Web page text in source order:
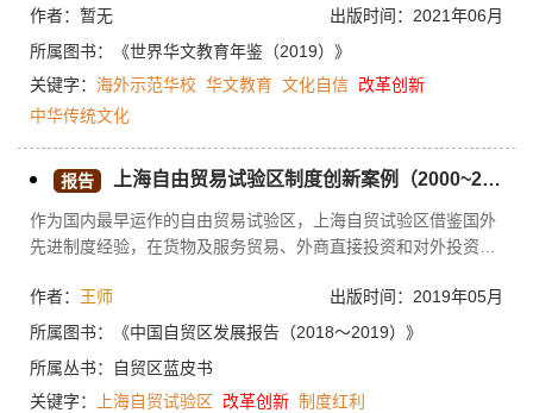
年，海外示范华校发展围绕着中国发展、中国文化自信，也带着
改革创新的精神等进行转型，发展稳中求进。自习近平总书记提
一路”倡议开展多项交流活动。菲律宾华文教育研究中心作为“一
带一路”沿线的重要国家，与重庆市人民政府加强教育方面的交流
与互助，双方希望建立长期持久的合作关系，希
出版时间：2021年06月
作者：暂无
所属图书：
《世界华文教育年鉴（2019）》
关键字： 海外示范华校 华文教育 文化自信 改革创新
中华传统文化
报告 上海自由贸易试验区制度创新案例（2000~2018）
作为国内最早运作的自由贸易试验区，上海自贸试验区借鉴国外
先进制度经验，在货物及服务贸易、外商直接投资和对外投资、
类型主体的多种改革创新试点。上海自贸试验区的多项改革创新
措施取得了良好效果，形成了众多有价值的操作经验，可以迅速
建设带来的改革制度红利。
出版时间：2019年05月
作者： 王师
所属图书：
《中国自贸区发展报告（2018～2019）》
所属丛书：
自贸区蓝皮书
关键字：
上海自贸试验区 改革创新 制度红利